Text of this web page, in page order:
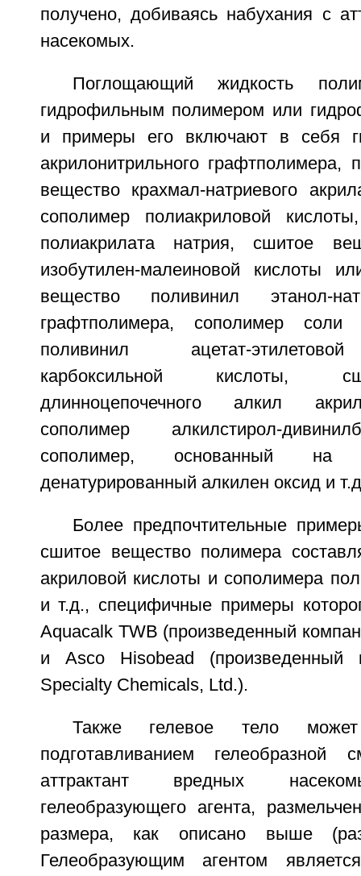
получено, добиваясь набухания с
насекомых.
Поглощающий жидкость
гидрофильным полимером или
и примеры его включают в себя
акрилонитрильного графтполимера,
вещество крахмал-натриевого
сополимер полиакриловой
полиакрилата натрия, сшитое
изобутилен-малеиновой кислоты
вещество поливинил этанол-
графтполимера, сополимер соли
поливинил ацетат-
карбоксильной кислоты,
длинноцепочечного алкил
сополимер алкилстирол-
сополимер, основанный на
денатурированный алкилен оксид и
Более предпочтительные
сшитое вещество полимера
акриловой кислоты и сополимера
и т.д., специфичные примеры
Aquacalk TWB (произведенный
и Asco Hisobead (произведенный
Specialty Chemicals, Ltd.).
Также гелевое тело
подготавливанием гелеобразной
аттрактант вредных
гелеобразующего агента,
размера, как описано выше
Гелеобразующим агентом